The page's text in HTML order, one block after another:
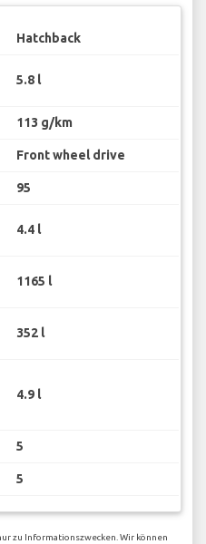
Hatchback
5.8 l
113 g/km
Front wheel drive
95
4.4 l
1165 l
352 l
4.9 l
5
5
zu Informationszwecken. Wir können